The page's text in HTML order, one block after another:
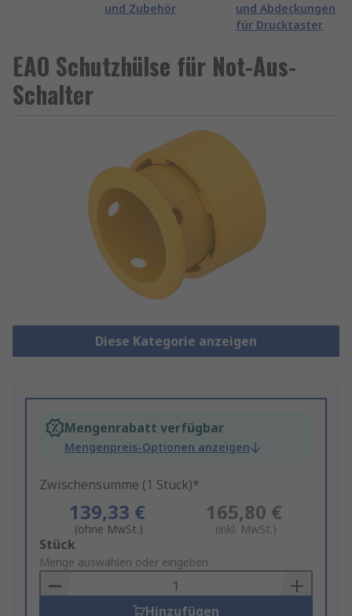
und Zubehör
und Abdeckungen
für Drucktaster
EAO Schutzhülse für Not-Aus-
Schalter
Diese Kategorie anzeigen
Mengenrabatt verfügbar
Mengenpreis-Optionen anzeigen
Zwischensumme (1 Stück)*
139,33 €
(ohne MwSt.)
165,80 €
(inkl. MwSt.)
Add
to
Basket
Stück
Menge auswählen oder eingeben
Hinzufügen